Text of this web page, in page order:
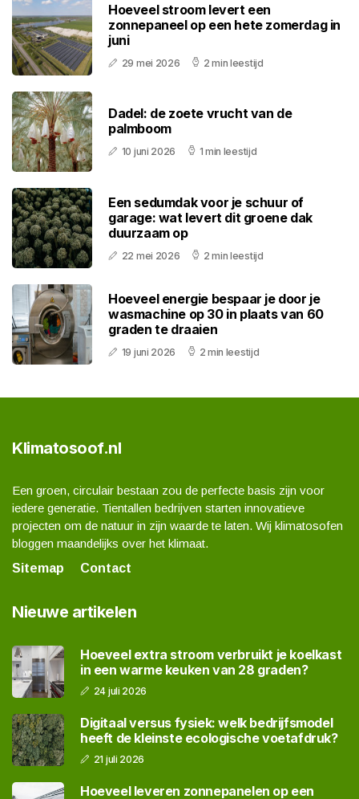
Hoeveel stroom levert een
zonnepaneel op een hete zomerdag in
juni
29 mei 2026 2 min leestijd
Dadel: de zoete vrucht van de
palmboom
10 juni 2026 1 min leestijd
Een sedumdak voor je schuur of
garage: wat levert dit groene dak
duurzaam op
22 mei 2026 2 min leestijd
Hoeveel energie bespaar je door je
wasmachine op 30 in plaats van 60
graden te draaien
19 juni 2026 2 min leestijd
Klimatosoof.nl
Een groen, circulair bestaan zou de perfecte basis zijn voor
iedere generatie. Tientallen bedrijven starten innovatieve
projecten om de natuur in zijn waarde te laten. Wij klimatosofen
bloggen maandelijks over het klimaat.
Sitemap
Contact
Nieuwe artikelen
Hoeveel extra stroom verbruikt je koelkast
in een warme keuken van 28 graden?
24 juli 2026
Digitaal versus fysiek: welk bedrijfsmodel
heeft de kleinste ecologische voetafdruk?
21 juli 2026
Hoeveel leveren zonnepanelen op een